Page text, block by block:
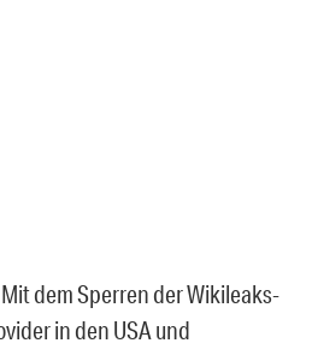
Mit dem Sperren der Wikileaks-
in den USA und